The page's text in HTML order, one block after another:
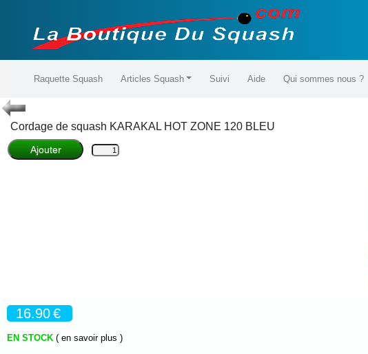
Raquette Squash Articles Squash Suivi Aide Qui sommes nous ?
Cordage de squash KARAKAL HOT ZONE 120 BLEU
16.90 €
EN STOCK ( en savoir plus )